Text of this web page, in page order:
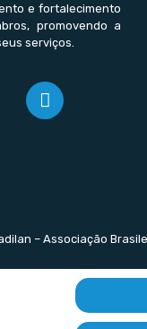
e fortalecimento
promovendo a
serviços.
– Associação